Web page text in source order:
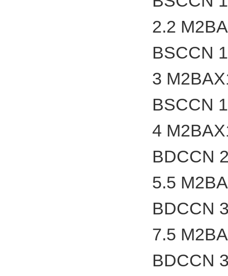
2.2
BSCCN
3
BSCCN
4
BDCCN
5.5
BDCCN
7.5
BDCCN